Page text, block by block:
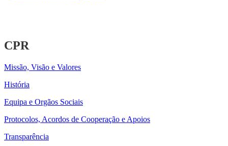
CPR
Missão, Visão e Valores
História
Equipa e Orgãos Sociais
Protocolos, Acordos de Cooperação e Apoios
Transparência